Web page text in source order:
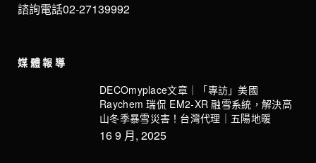
諮詢電話02-27139992
媒體報導
DECOmyplace文章｜「專訪」美國
Raychem 瑞侃 EM2-XR 融雪系統，解決高
山冬季暴雪災害！台灣代理｜五陽地暖
16 9 月, 2025